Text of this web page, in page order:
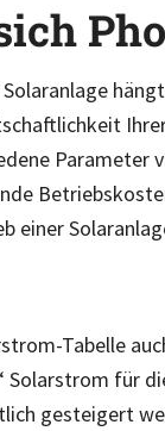
Parameter
einer
Tabelle
für
gesteigert